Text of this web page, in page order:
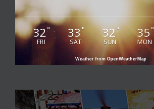
32°
FRI
33°
SAT
32°
SUN
35°
MON
Weather from OpenWeatherMap